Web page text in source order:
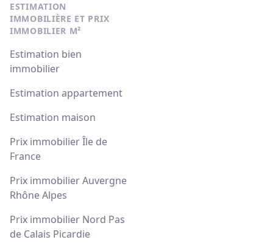
ESTIMATION
IMMOBILIÈRE ET PRIX
IMMOBILIER M²
Estimation bien
immobilier
Estimation appartement
Estimation maison
Prix immobilier Île de
France
Prix immobilier Auvergne
Rhône Alpes
Prix immobilier Nord Pas
de Calais Picardie